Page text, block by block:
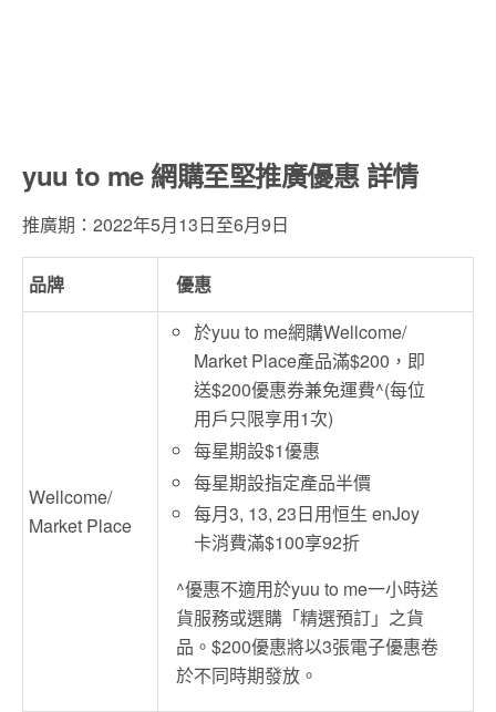
yuu to me 網購至堅推廣優惠 詳情
推廣期：2022年5月13日至6月9日
品牌 優惠
Wellcome/
Market Place
於yuu to me網購Wellcome/
Market Place產品滿$200，即
送$200優惠券兼免運費^(每位
用戶只限享用1次)
每星期設$1優惠
每星期設指定產品半價
每月3, 13, 23日用恒生 enJoy
卡消費滿$100享92折
^優惠不適用於yuu to me一小時送
貨服務或選購「精選預訂」之貨
品。$200優惠將以3張電子優惠卷
於不同時期發放。